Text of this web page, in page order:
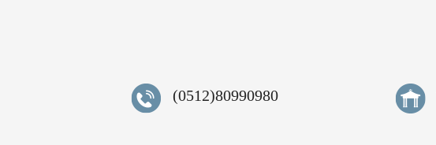
(0512)80990980